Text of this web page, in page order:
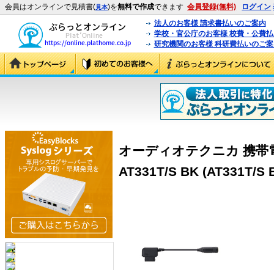
会員はオンラインで見積書(見本)を無料で作成できます 会員登録(無料) ログイン
法人のお客様 請求書払いのご案内
学校・官公庁のお客様 校費・公費
研究機関のお客様 科研費払いのご
オーディオテクニカ 携
AT331T/S BK (AT331T/S